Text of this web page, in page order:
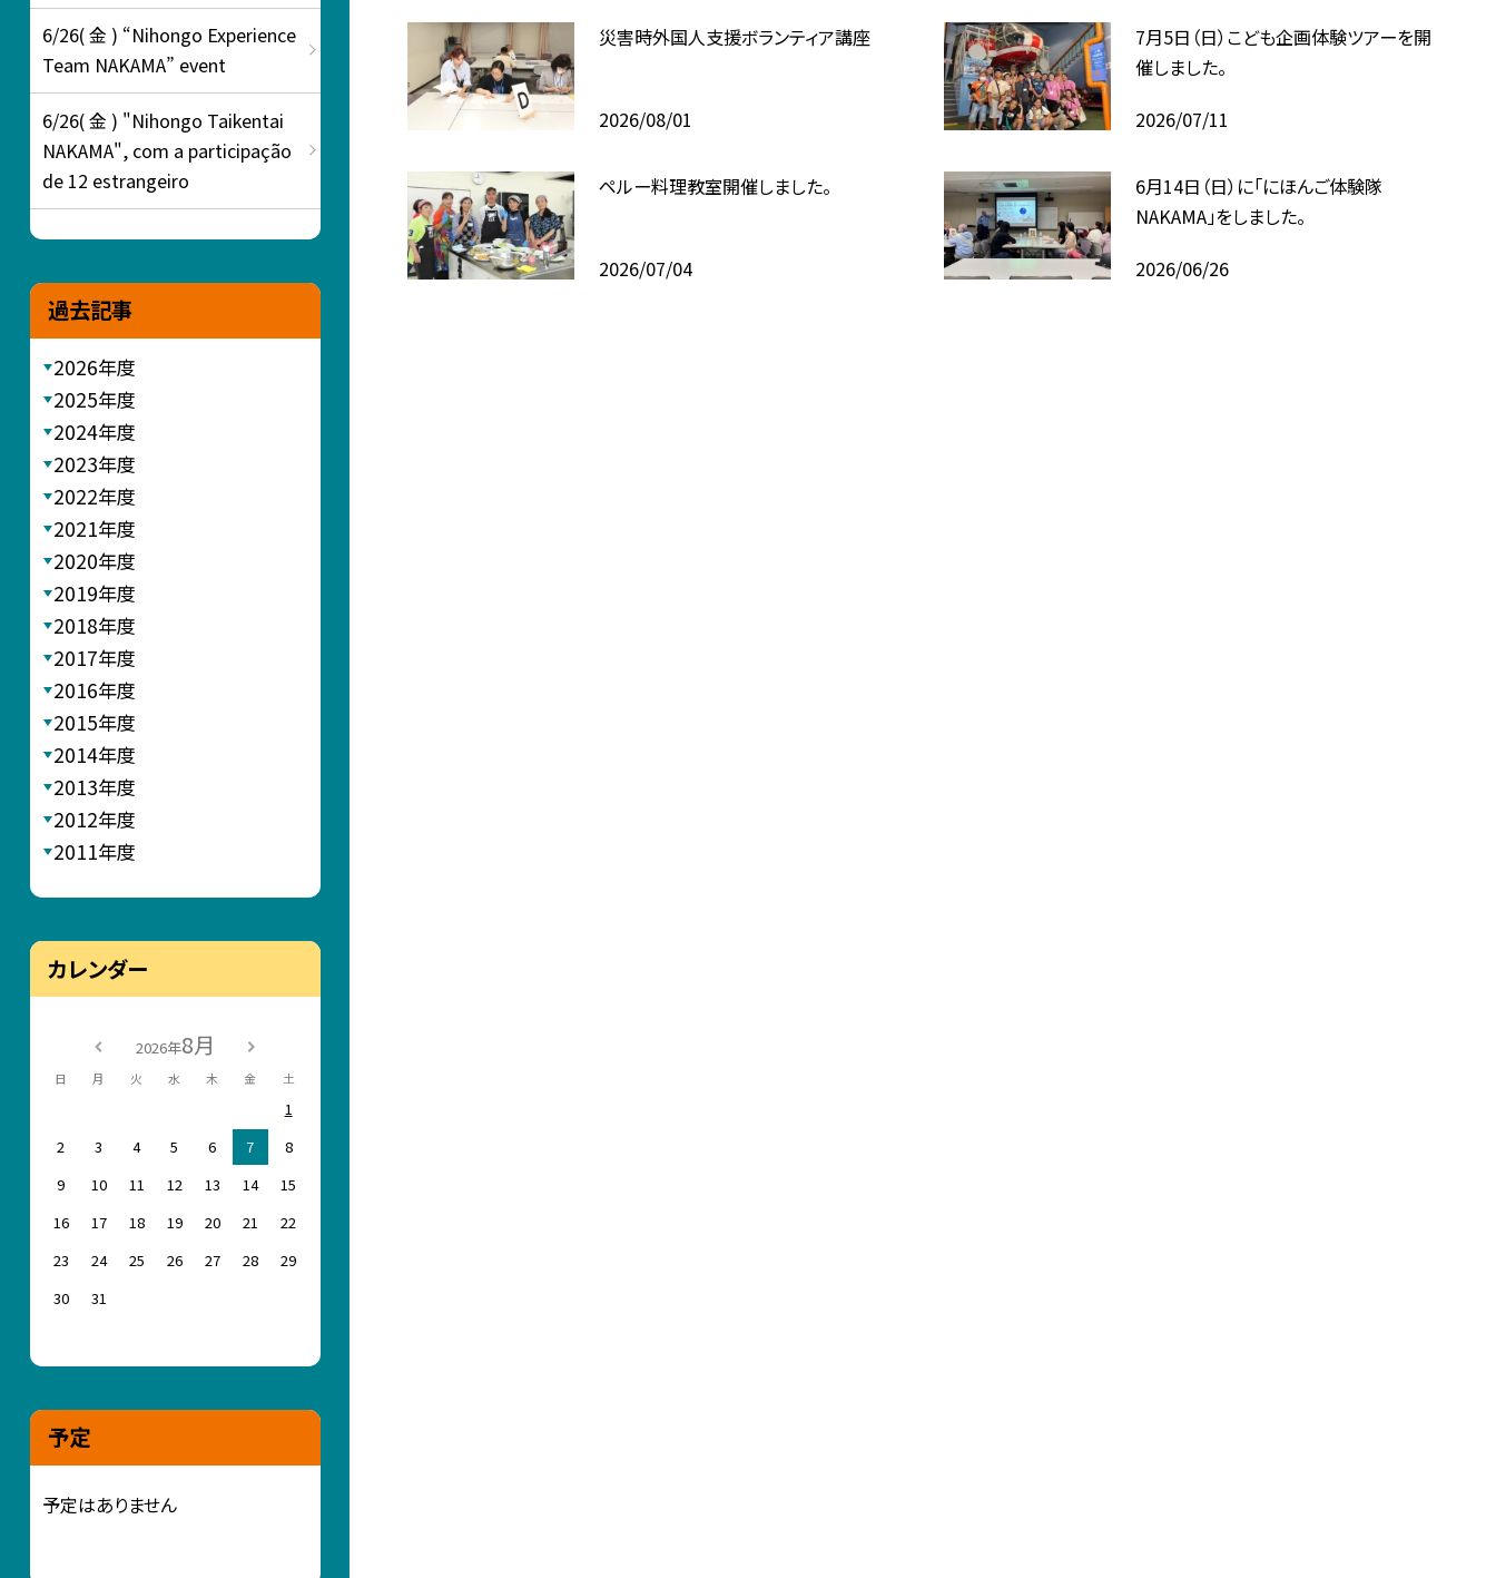
災害時外国人支援ボランティア講座
2026/08/01
7月5日（日）こども企画体験ツアーを開
催しました。
2026/07/11
ペルー料理教室開催しました。
2026/07/04
6月14日（日）に「にほんご体験隊
NAKAMA」をしました。
2026/06/26
6/26( 金 ) “Nihongo Experience
Team NAKAMA” event
6/26( 金 ) "Nihongo Taikentai
NAKAMA", com a participação
de 12 estrangeiro
過去記事
2026年度
2025年度
2024年度
2023年度
2022年度
2021年度
2020年度
2019年度
2018年度
2017年度
2016年度
2015年度
2014年度
2013年度
2012年度
2011年度
カレンダー
2026年8月
日 月 火 水 木 金 土
1
2
3 4 5 6 7
8
9
10 11 12 13 14
15
16
17 18 19 20 21
22
23
24 25 26 27 28
29
30
31
予定
予定はありません